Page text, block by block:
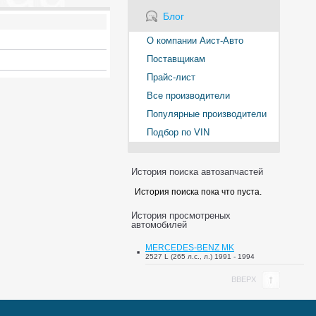
Блог
О компании Аист-Авто
Поставщикам
Прайс-лист
Все производители
Популярные производители
Подбор по VIN
История поиска автозапчастей
История поиска пока что пуста.
История просмотреных
автомобилей
MERCEDES-BENZ MK
2527 L (265 л.с., л.) 1991 - 1994
ВВЕРХ